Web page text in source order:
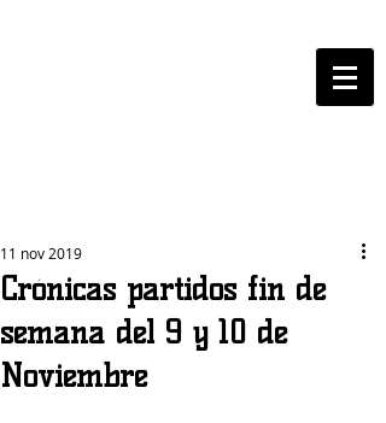
Crónicas partidos fin de
semana del 9 y 10 de
Noviembre
11 nov 2019